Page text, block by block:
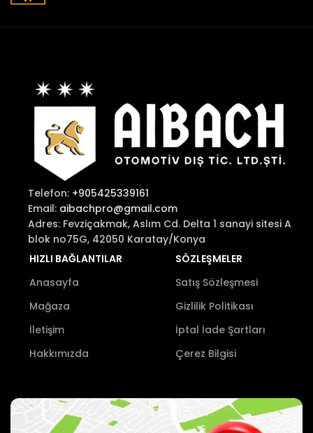
Telefon: +905425339161
Email: aibachpro@gmail.com
Adres: Fevziçakmak, Aslım Cd. Delta 1 sanayi sitesi A
blok no75G, 42050 Karatay/Konya
HIZLI BAĞLANTILAR
Anasayfa
Mağaza
İletişim
Hakkımızda
SÖZLEŞMELER
Satış Sözleşmesi
Gizlilik Politikası
İptal İade Şartları
Çerez Bilgisi